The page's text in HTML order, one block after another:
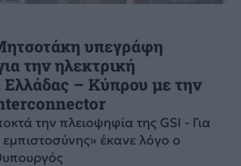
υπεγράφη
την ηλεκτρική
Ελλάδας – Κύπρου με την
την πλειοψηφία της GSI - Για
έκανε λόγο ο